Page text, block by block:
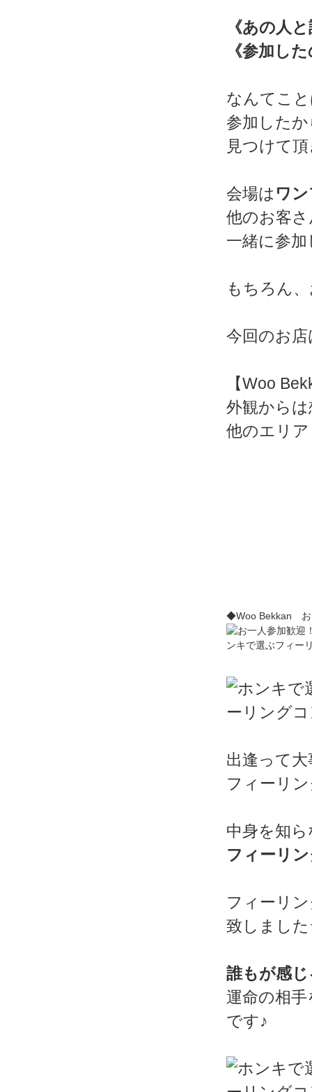
《あの人
《参加し
なんてこ
参加した
見つけて
会場は ワ
他のお客
一緒に参
もちろん
今回のお
【Woo
外観から
他のエリ
◆Woo Bekkan お
出逢って
フィーリ
中身を知
フィーリ
フィーリ
致しまし
誰もが感
運命の相
です♪